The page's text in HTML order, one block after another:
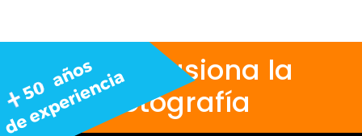
Nos apasiona la
fotografía